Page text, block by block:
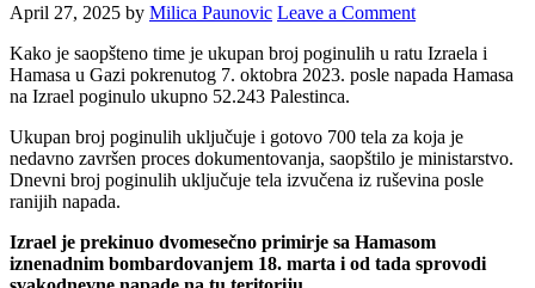
April 27, 2025 by Milica Paunovic Leave a Comment
Kako je saopšteno time je ukupan broj poginulih u ratu Izraela i
Hamasa u Gazi pokrenutog 7. oktobra 2023. posle napada Hamasa
na Izrael poginulo ukupno 52.243 Palestinca.
Ukupan broj poginulih uključuje i gotovo 700 tela za koja je
nedavno završen proces dokumentovanja, saopštilo je ministarstvo.
Dnevni broj poginulih uključuje tela izvučena iz ruševina posle
ranijih napada.
Izrael je prekinuo dvomesečno primirje sa Hamasom
iznenadnim bombardovanjem 18. marta i od tada sprovodi